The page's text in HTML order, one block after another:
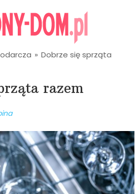
» Dobrze się sprząta
razem